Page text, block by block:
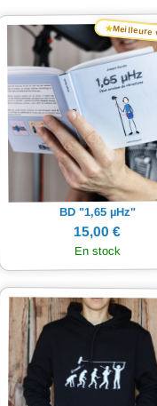
★Meilleure
BD "1,65 µHz"
15,00 €
En stock